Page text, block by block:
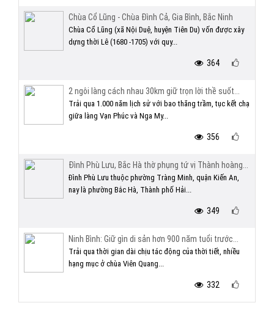
Chùa Cổ Lũng - Chùa Đình Cả, Gia Bình, Bắc Ninh
Chùa Cổ Lũng (xã Nội Duệ, huyện Tiên Du) vốn được xây
dựng thời Lê (1680 -1705) với quy...
364
2 ngôi làng cách nhau 30km giữ trọn lời thề suốt...
Trải qua 1.000 năm lịch sử với bao thăng trầm, tục kết chạ
giữa làng Vạn Phúc và Nga My...
356
Đình Phù Lưu, Bắc Hà thờ phụng tứ vị Thành hoàng...
Đình Phù Lưu thuộc phường Tràng Minh, quận Kiến An,
nay là phường Bắc Hà, Thành phố Hải...
349
Ninh Bình: Giữ gìn di sản hơn 900 năm tuổi trước...
Trải qua thời gian dài chịu tác động của thời tiết, nhiều
hạng mục ở chùa Viên Quang...
332